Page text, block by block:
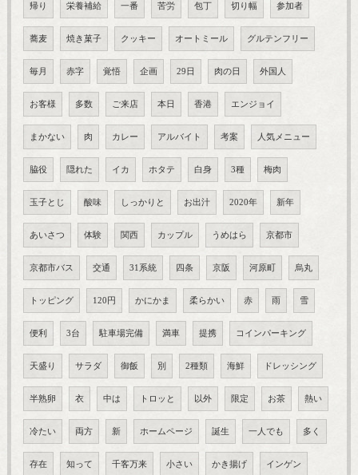
帰り 栄養補給 一番 苦労 包丁 切り幅 参加者
蕎麦 焼き菓子 クッキー オートミール グルテンフリー
毎月 赤字 覚悟 企画 29日 肉の日 外国人
お客様 多数 ご来店 本日 香港 エンジョイ
まかない 肉 カレー アルバイト 考案 人気メニュー
脇役 隠れた イカ ホタテ 白身 3種 梅肉
玉子とじ 酸味 しっかりと お出汁 2020年 新年
あいさつ 体験 関西 カップル うめはら 京都市
京都市バス 交通 31系統 四条 京阪 河原町 烏丸
トッピング 120円 かにかま 柔らかい 赤 雨 雪
便利 3台 駐車場完備 満車 提携 コインパーキング
天盛り サラダ 御飯 別 2種類 海鮮 ドレッシング
半熟卵 衣 中は トロッと 以外 限定 お茶 熱い
冷たい 両方 新 ホームページ 誕生 一人でも 多く
存在 知って 千客万来 小さい かき揚げ インゲン